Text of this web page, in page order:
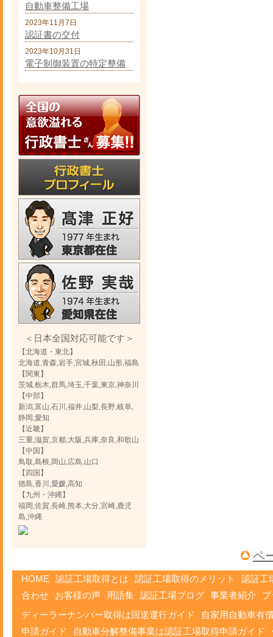
自動車整備工場
2023年11月7日
認証書の交付
2023年10月31日
電子制御装置の特定整備
＜日本全国対応可能です＞
【北海道・東北】
北海道,青森,岩手,宮城,秋田,山形,福島
【関東】
茨城,栃木,群馬,埼玉,千葉,東京,神奈川
【中部】
新潟,富山,石川,福井,山梨,長野,岐阜,
静岡,愛知
【近畿】
三重,滋賀,京都,大阪,兵庫,奈良,和歌山
【中国】
鳥取,島根,岡山,広島,山口
【四国】
徳島,香川,愛媛,高知
【九州・沖縄】
福岡,佐賀,長崎,熊本,大分,宮崎,鹿児
島,沖縄
ペ
HOME 認証工場取得とは 認証工場取得のメリット
認証工
合わせ
お客様の声 用語集 認証工場ブログ 事業者紹介
ディーラーナンバー取得は回送運行ガイド
自家用自動車有
申請ガイド
自動車分解整備事業は認証工場取得申請ガイド